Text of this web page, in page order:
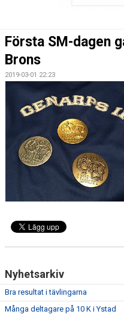
VÅRA LÖPARE
POWER 60
KONTAKT
LÄNKAR
INTERNA TÄVLINGAR
GIFT GENARPS IF TRAIL 2026
Första SM-dagen
Brons
2019-03-01 22:23
Nyhetsarkiv
Bra resultat i tävlingarna
Många deltagare på 10 K i Ystad